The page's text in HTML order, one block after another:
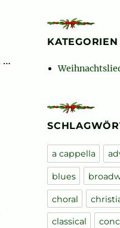
…
KATEGORIEN
a cappella
blues
choral
classical